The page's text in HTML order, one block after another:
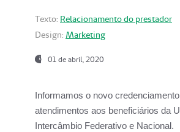
Texto: Relacionamento do prestador
Design: Marketing
01 de abril, 2020
Informamos o novo
atendimentos aos beneficiários da
Intercâmbio Federativo e Nacional.